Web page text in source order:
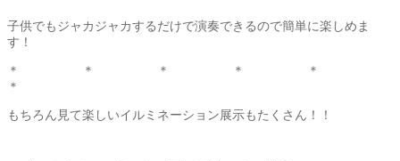
子供でもジャカジャカするだけで演奏できるので簡単に楽しめま
す！
＊ ＊ ＊ ＊ ＊
＊
もちろん見て楽しいイルミネーション展示もたくさん！！